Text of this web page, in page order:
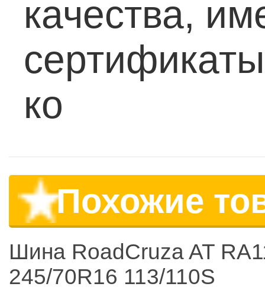
качества,
ко
Похожие
Шина RoadCruza AT
245/70R16 113/110S